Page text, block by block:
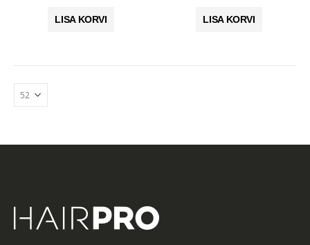
oli:
LISA KORVI
oli:
LISA KORVI